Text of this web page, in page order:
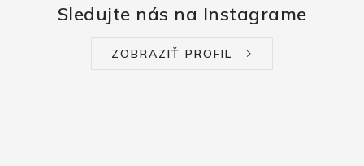
Sledujte nás na Instagrame
ZOBRAZIŤ PROFIL